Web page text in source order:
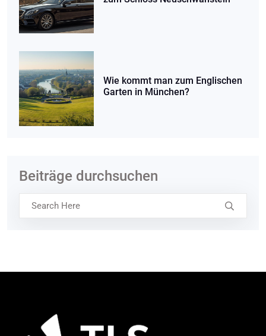
Wie kommt man zum Englischen
Garten in München?
Beiträge durchsuchen